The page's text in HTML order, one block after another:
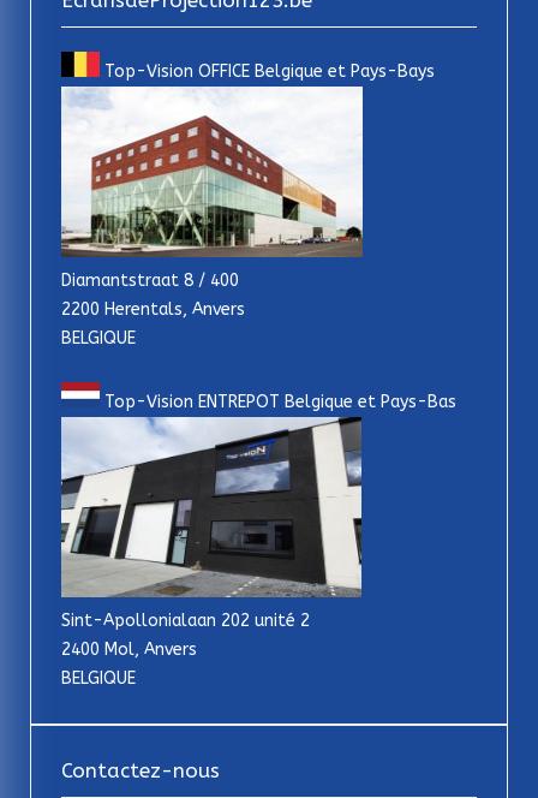
Top-Vision OFFICE Belgique et Pays-Bays
Diamantstraat 8 / 400
2200 Herentals, Anvers
BELGIQUE
Top-Vision ENTREPOT Belgique et Pays-Bas
Sint-Apollonialaan 202 unité 2
2400 Mol, Anvers
BELGIQUE
Contactez-nous